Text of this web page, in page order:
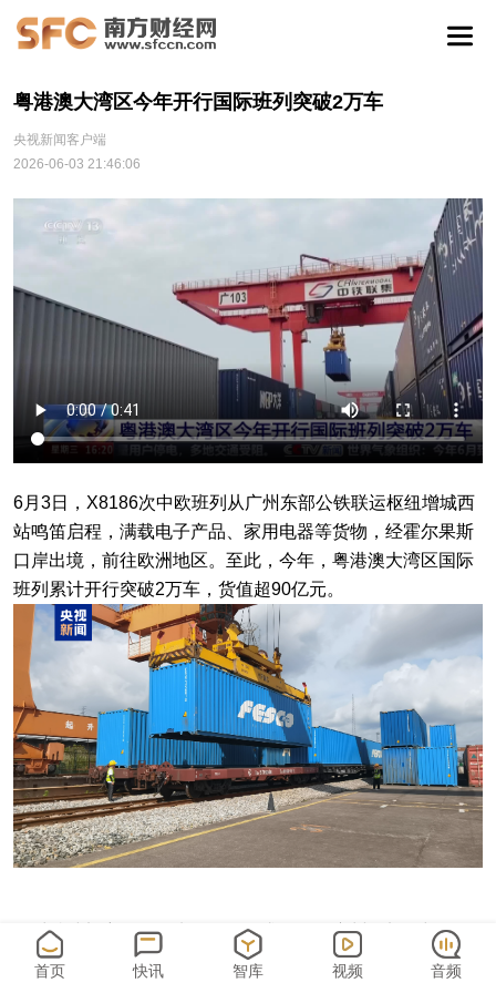
粤港澳大湾区今年开行国际班列突破2万车
央视新闻客户端
2026-06-03 21:46:06
6月3日，X8186次中欧班列从广州东部公铁联运枢纽增城西
站鸣笛启程，满载电子产品、家用电器等货物，经霍尔果斯
口岸出境，前往欧洲地区。至此，今年，粤港澳大湾区国际
班列累计开行突破2万车，货值超90亿元。
面对持续加密的国际班列开行需求，国铁广州局加强与海
关、口岸站业务对接，大力推广“铁路快速通关”模式。按
首页 快讯 智库 视频 音频